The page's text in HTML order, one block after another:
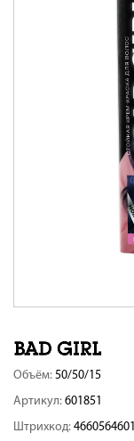
Объём: 50/50/15
Артикул: 601851
Штрихкод: